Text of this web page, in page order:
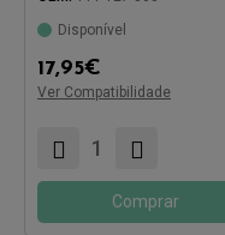
Disponível
17,95€
Ver Compatibilidade
Compatível com:
Comprar